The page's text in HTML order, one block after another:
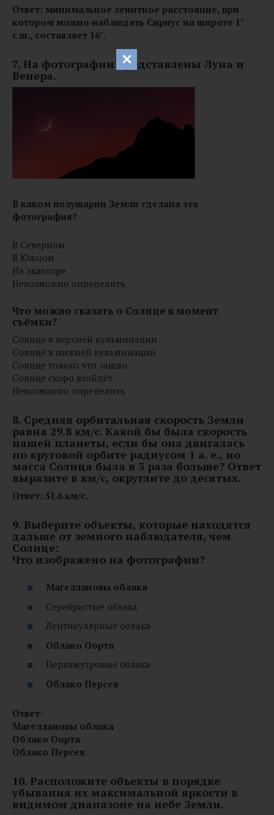
Ответ: минимальное зенитное расстояние, при
котором можно наблюдать Сириус на широте 1°
с.ш., составляет 16°.
7. На фотографии представлены Луна и
Венера.
В каком полушарии Земли сделана эта
фотография?
В Северном
В Южном
На экваторе
Невозможно определить
Что можно сказать о Солнце в момент
съёмки?
Солнце в верхней кульминации
Солнце в нижней кульминации
Солнце только что зашло
Солнце скоро взойдёт
Невозможно определить
8. Средняя орбитальная скорость Земли
равна 29.8 км/с. Какой бы была скорость
нашей планеты, если бы она двигалась
по круговой орбите радиусом 1 а. е., но
масса Солнца была в 3 раза больше? Ответ
выразите в км/с, округлите до десятых.
Ответ: 51.6 км/с.
9. Выберите объекты, которые находятся
дальше от земного наблюдателя, чем
Солнце:
Что изображено на фотографии?
Магеллановы облака
Серебристые облака
Лентикулярные облака
Облако Оорта
Перламутровые облака
Облако Персея
Ответ:
Магеллановы облака
Облако Оорта
Облако Персея
10. Расположите объекты в порядке
убывания их максимальной яркости в
видимом диапазоне на небе Земли.